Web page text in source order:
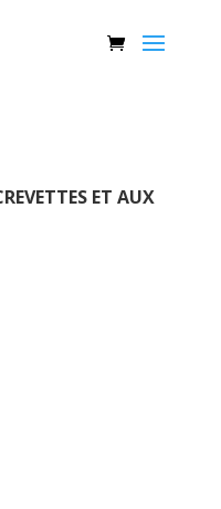
ET AUX